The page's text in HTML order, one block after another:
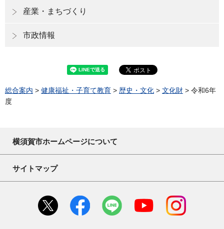
産業・まちづくり
市政情報
総合案内 > 健康福祉・子育て教育 > 歴史・文化 > 文化財 > 令和6年
度
横須賀市ホームページについて
サイトマップ